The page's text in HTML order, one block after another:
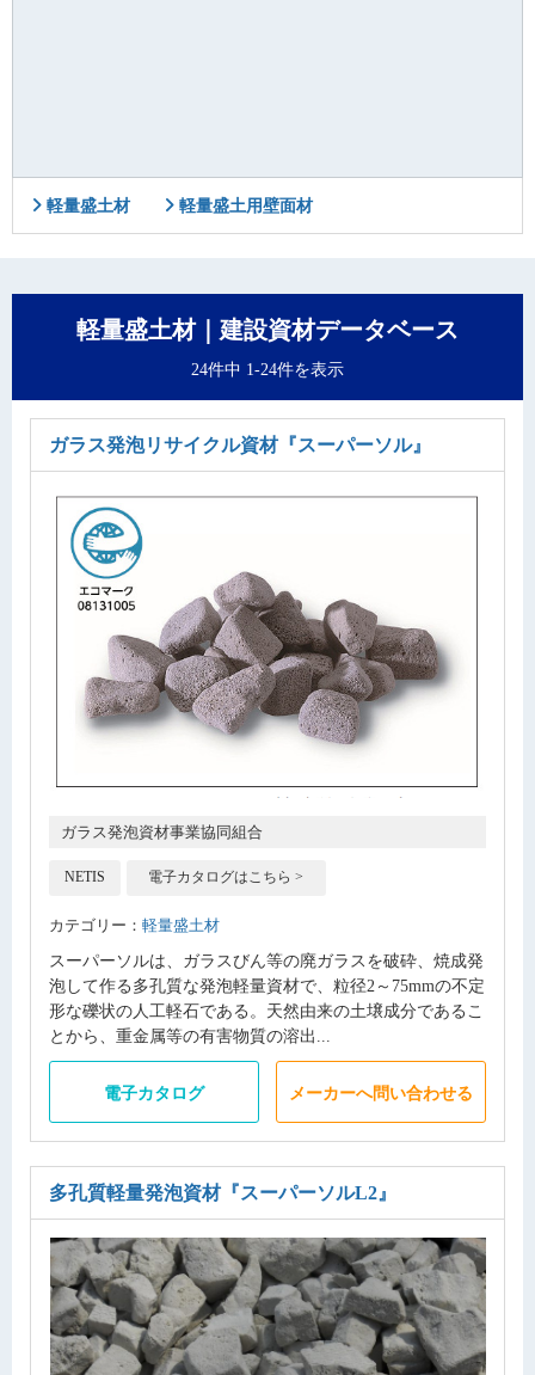
軽量盛土材 軽量盛土用壁面材
軽量盛土材｜建設資材データベース
24件中 1-24件を表示
ガラス発泡リサイクル資材『スーパーソル』
ガラス発泡資材事業協同組合
NETIS 電子カタログはこちら >
カテゴリー： 軽量盛土材
スーパーソルは、ガラスびん等の廃ガラスを破砕、焼成発
泡して作る多孔質な発泡軽量資材で、粒径2～75mmの不定
形な礫状の人工軽石である。天然由来の土壌成分であるこ
とから、重金属等の有害物質の溶出...
電子カタログ メーカーへ問い合わせる
多孔質軽量発泡資材『スーパーソルL2』